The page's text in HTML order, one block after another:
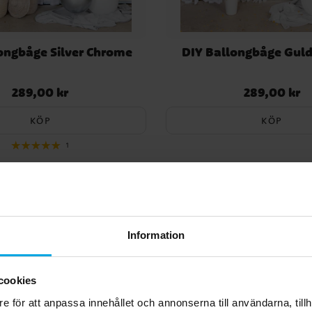
Information
för att anpassa innehållet och annonserna till användarna,
Silver Chrome
Pris:289,00 kr
289,00 kr
KÖP
1
DIY Ballongbåge
Pris:289,00 kr
289,00 kr
KÖP